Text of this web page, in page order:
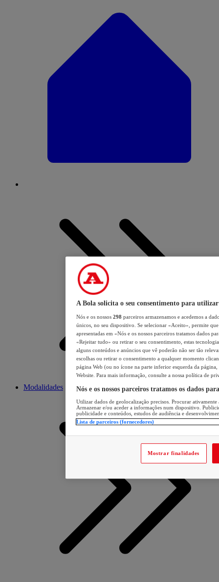
Modalidades
A Bola solicita o seu consentimento para utilizar
Nós e os nossos 298 parceiros armazenamos e acedemos a
únicos, no seu dispositivo. Se selecionar «Aceito», permite
apresentadas em «Nós e os nossos parceiros tratamos dados
«Rejeitar tudo» ou retirar o seu consentimento, estas
alguns conteúdos e anúncios que vê poderão não ser tão
escolhas ou retirar o consentimento a qualquer momento
página Web (ou no ícone na parte inferior esquerda da página,
Website. Para mais informação, consulte a nossa política de
Nós e os nossos parceiros tratamos os dados
Utilizar dados de geolocalização precisos. Procurar
Armazenar e/ou aceder a informações num dispositivo.
publicidade e conteúdos, estudos de audiência e
Lista de parceiros (fornecedores)
Mostrar finalidades